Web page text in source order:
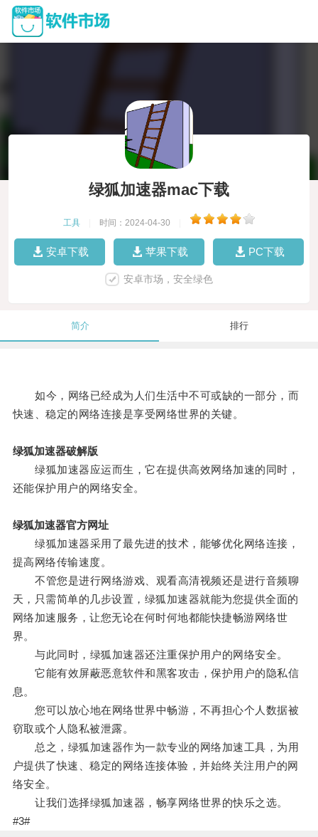
绿狐加速器mac下载
工具 时间：2024-04-30
安卓下载 苹果下载 PC下载
安卓市场，安全绿色
简介 排行
如今，网络已经成为人们生活中不可或缺的一部分，而
快速、稳定的网络连接是享受网络世界的关键。
绿狐加速器破解版
绿狐加速器应运而生，它在提供高效网络加速的同时，
还能保护用户的网络安全。
绿狐加速器官方网址
绿狐加速器采用了最先进的技术，能够优化网络连接，
提高网络传输速度。
不管您是进行网络游戏、观看高清视频还是进行音频聊
天，只需简单的几步设置，绿狐加速器就能为您提供全面的
网络加速服务，让您无论在何时何地都能快捷畅游网络世
界。
与此同时，绿狐加速器还注重保护用户的网络安全。
它能有效屏蔽恶意软件和黑客攻击，保护用户的隐私信
息。
您可以放心地在网络世界中畅游，不再担心个人数据被
窃取或个人隐私被泄露。
总之，绿狐加速器作为一款专业的网络加速工具，为用
户提供了快速、稳定的网络连接体验，并始终关注用户的网
络安全。
让我们选择绿狐加速器，畅享网络世界的快乐之选。
#3#